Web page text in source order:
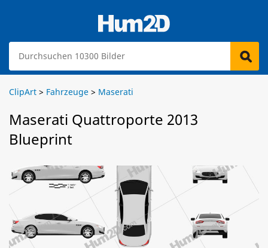
ClipArt > Fahrzeuge > Maserati
Maserati Quattroporte 2013
Blueprint